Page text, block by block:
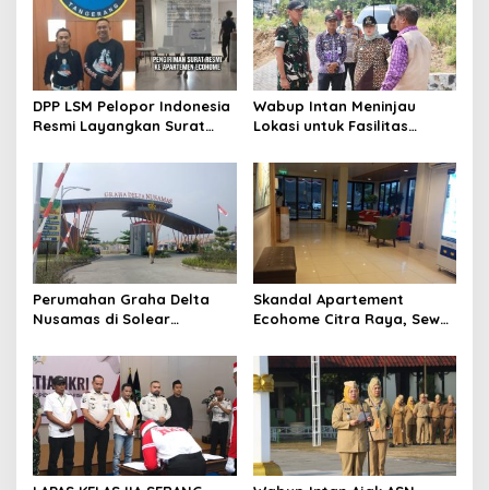
p
o
s
DPP LSM Pelopor Indonesia
Resmi Layangkan Surat
Management Ecohome dan
BNK
Wabup Intan Meninjau
Lokasi untuk Fasilitas
Tigaraksa
Perumahan Graha Delta
Nusamas di Solear
Belum Memiliki PSU
Skandal Apartement
Ecohome Citra Raya, Sewa
Pegawai Staf BNK